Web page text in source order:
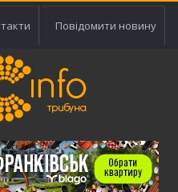
Повідомити новину